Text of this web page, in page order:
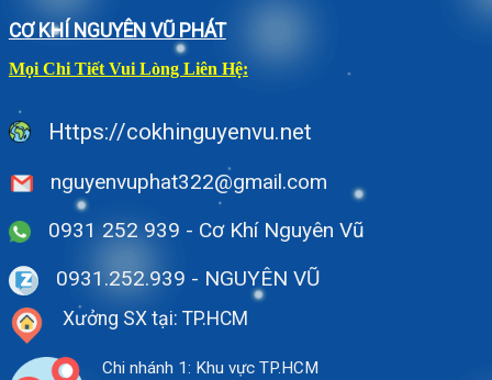
CƠ KHÍ NGUYÊN VŨ PHÁT
Mọi Chi Tiết Vui Lòng Liên Hệ:
Https://cokhinguyenvu.net
nguyenvuphat322@gmail.com
0931 252 939 - Cơ Khí Nguyên Vũ
0931.252.939 - NGUYÊN VŨ
Xưởng SX tại: TP.HCM
Chi nhánh 1: Khu vực TP.HCM